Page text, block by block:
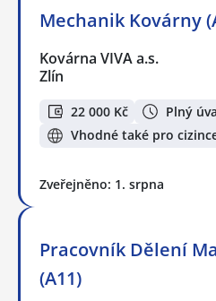
Mechanik Kovárny
Kovárna VIVA a.s.
Zlín
22 000 Kč
Plný
Vhodné také pro
Zveřejněno: 1. srpna
Pracovník Dělení
(A11)